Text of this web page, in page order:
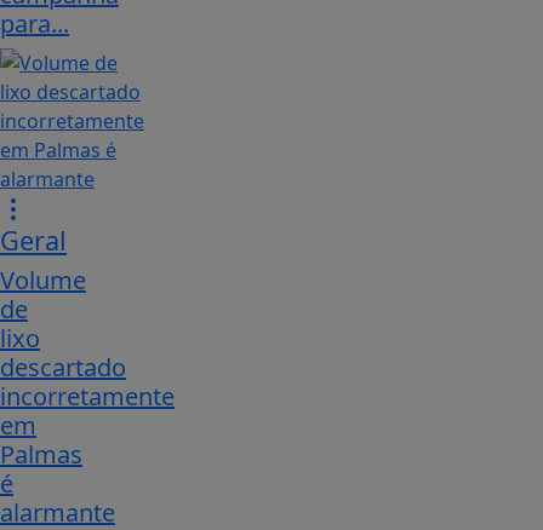
para...
Geral
Volume
de
lixo
descartado
incorretamente
em
Palmas
é
alarmante